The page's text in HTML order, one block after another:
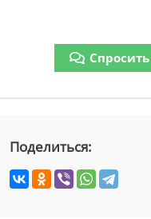
Поделиться: